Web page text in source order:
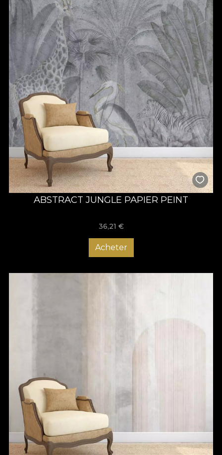
fericirea celor ce ne aleg sa le colorăm un “acasă” al visurilor lor.
ABSTRACT JUNGLE PAPIER PEINT
36,21 €
Acheter